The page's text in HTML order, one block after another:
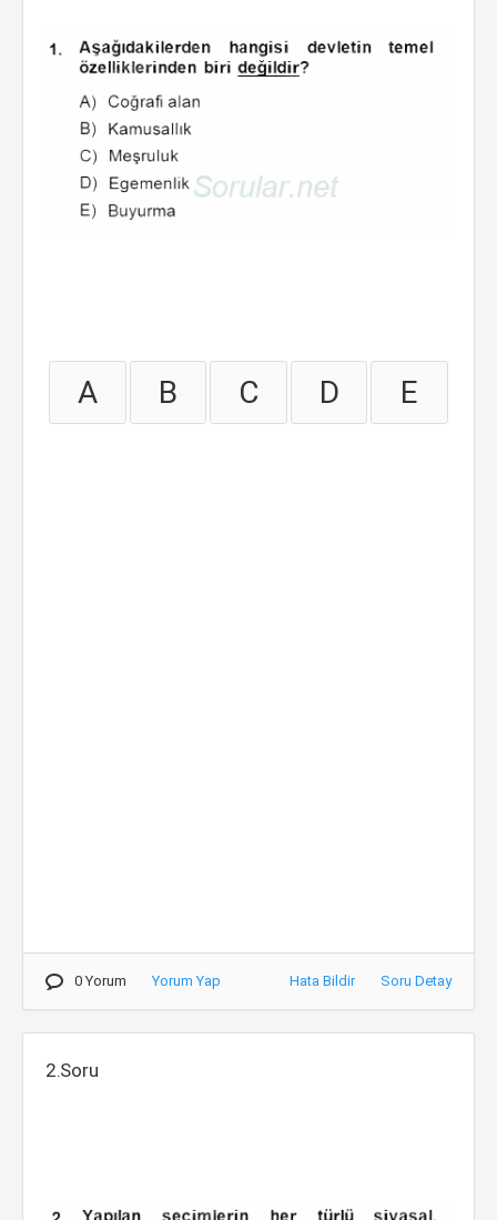
A B C D E
0 Yorum Yorum Yap Hata Bildir Soru Detay
2.Soru